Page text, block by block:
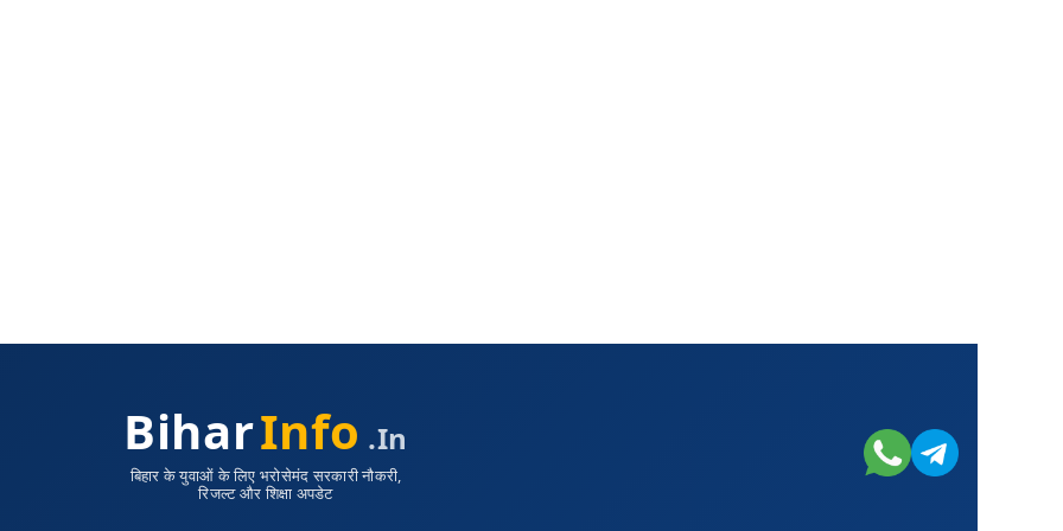
BiharInfo .in
बिहार के युवाओं के लिए भरोसेमंद सरकारी नौकरी,
रिजल्ट और शिक्षा अपडेट